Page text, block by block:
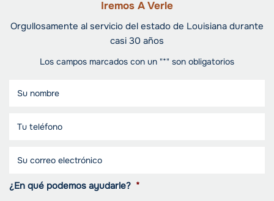
Iremos A Verle
Orgullosamente al servicio del estado de Louisiana durante
casi 30 años
Los campos marcados con un "*" son obligatorios
¿En qué podemos ayudarle? *